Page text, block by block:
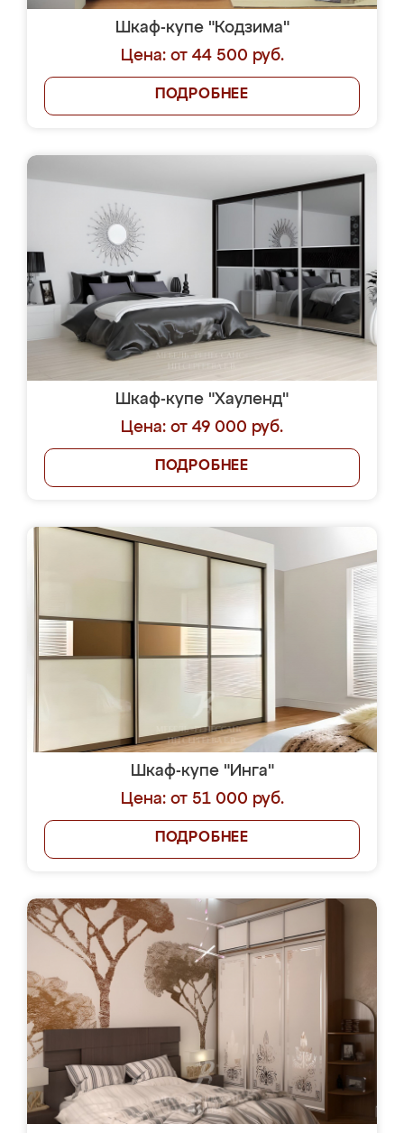
Шкаф-купе "Кодзима"
Цена: от 44 500 руб.
ПОДРОБНЕЕ
Шкаф-купе "Хауленд"
Цена: от 49 000 руб.
ПОДРОБНЕЕ
Шкаф-купе "Инга"
Цена: от 51 000 руб.
ПОДРОБНЕЕ